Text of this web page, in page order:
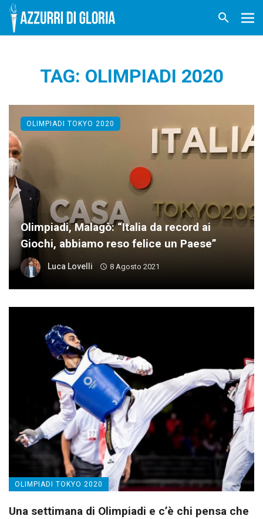
TAG: OLIMPIADI 2020
Olimpiadi, Malagò: “Italia da record ai
Giochi, abbiamo reso felice un Paese”
Luca Lovelli 8 Agosto 2021
OLIMPIADI TOKYO 2020
OLIMPIADI TOKYO 2020
Una settimana di Olimpiadi e c’è chi pensa che